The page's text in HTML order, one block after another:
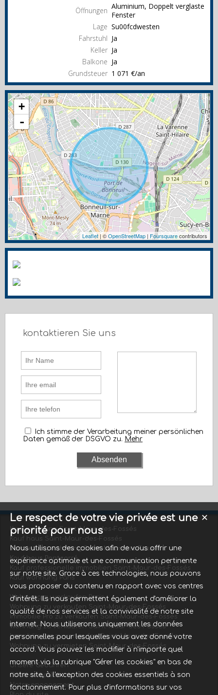
Öffnungen Aluminium, Doppelt verglaste
Fenster
Lage Su00fcdwesten
Fahrstuhl Ja
Keller Ja
Balkone Ja
Grundsteuer 1 071 €/an
+
-
Leaflet| ©OpenStreetMap | Foursquarecontributors
kontaktieren Sie uns
Ich stimme der Verarbeitung meiner persönlichen
Daten gemäß der DSGVO zu. Mehr
Kauf wohnung Saint-Maur-des-Fossés
Kauf haus Saint-Maur-des-Fossés
Vermietung wohnung Saint-Maur-des-Fossés
Kauf haus Pontcarré
Kauf professionelle immobilien Saint-Maur-des-Fossés
Kauf wohnung Paris
Wohnung zu verkaufen Paris
Wohnung zu verkaufen Saint-Maur-des-Fossés
Immobilie Pro zu verkaufen Saint-Maur-des-Fossés
Wohnung zu verkaufen Saint-Maur-des-Fossés
Immobilie Pro zu verkaufen Saint-Maur-des-Fossés
Wohnung zu vermieten Saint-Maur-des-Fossés
Unsere Gebühren
Offre complète
Notre engagement
✕
Le respect de votre vie privée est une
priorité pour nous
Nous utilisons des cookies afin de vous offrir une
expérience optimale et une communication pertinente
sur notre site. Grace à ces technologies, nous pouvons
vous proposer du contenu en rapport avec vos centres
d'intérêt. Ils nous permettent également d'améliorer la
qualité de nos services et la convivialité de notre site
internet. Nous utiliserons uniquement les données
personnelles pour lesquelles vous avez donné votre
accord. Vous pouvez les modifier à n'importe quel
moment via la rubrique "Gérer les cookies" en bas de
notre site, à l'exception des cookies essentiels à son
fonctionnement. Pour plus d'informations sur vos